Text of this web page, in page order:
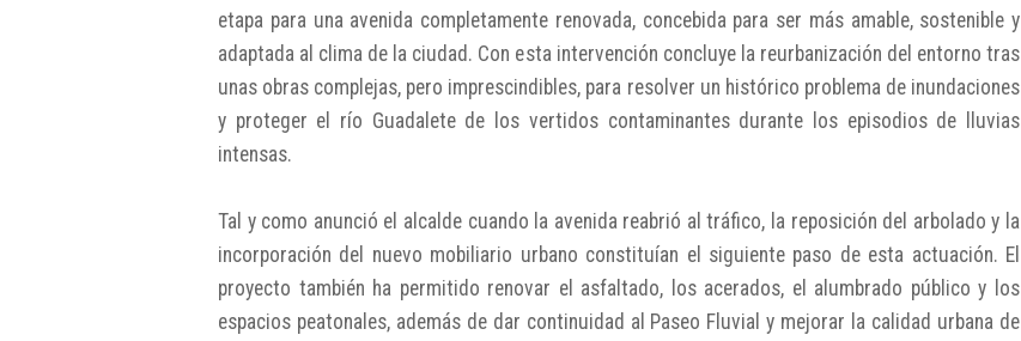
etapa para una avenida completamente renovada, concebida para ser más amable, sostenible y
adaptada al clima de la ciudad. Con esta intervención concluye la reurbanización del entorno tras
unas obras complejas, pero imprescindibles, para resolver un histórico problema de inundaciones
y proteger el río Guadalete de los vertidos contaminantes durante los episodios de lluvias
intensas.
Tal y como anunció el alcalde cuando la avenida reabrió al tráfico, la reposición del arbolado y la
incorporación del nuevo mobiliario urbano constituían el siguiente paso de esta actuación. El
proyecto también ha permitido renovar el asfaltado, los acerados, el alumbrado público y los
espacios peatonales, además de dar continuidad al Paseo Fluvial y mejorar la calidad urbana de